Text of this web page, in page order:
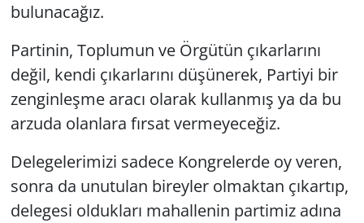
bulunacağız.
Partinin, Toplumun ve Örgütün çıkarlarını
değil, kendi çıkarlarını düşünerek, Partiyi bir
zenginleşme aracı olarak kullanmış ya da bu
arzuda olanlara fırsat vermeyeceğiz.
Delegelerimizi sadece Kongrelerde oy veren,
sonra da unutulan bireyler olmaktan çıkartıp,
delegesi oldukları mahallenin partimiz adına